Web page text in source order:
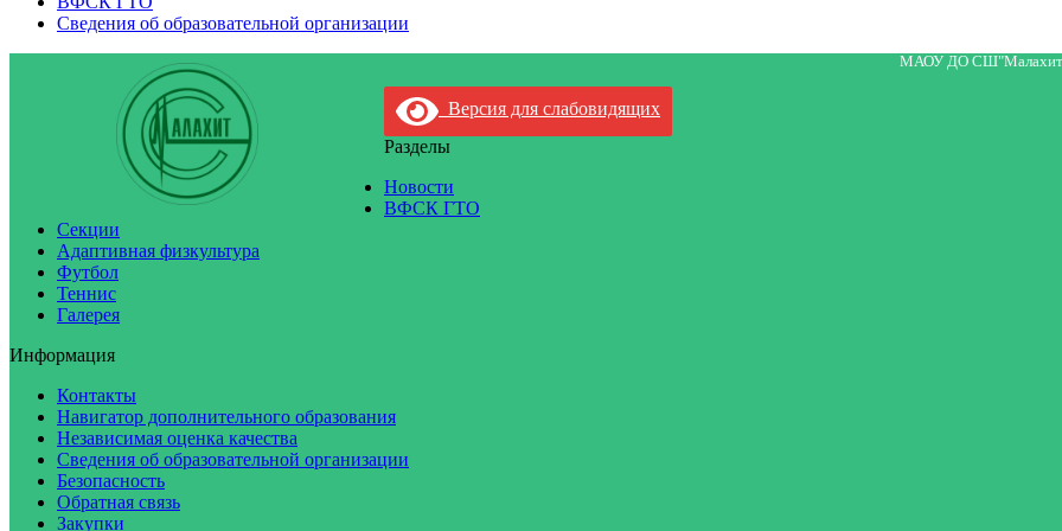
Сведения об образовательной организации
МАОУ ДО
Версия для слабовидящих
Разделы
Новости
ВФСК ГТО
Секции
Адаптивная физкультура
Футбол
Теннис
Галерея
Информация
Контакты
Навигатор дополнительного образования
Независимая оценка качества
Сведения об образовательной организации
Безопасность
Обратная связь
Закупки